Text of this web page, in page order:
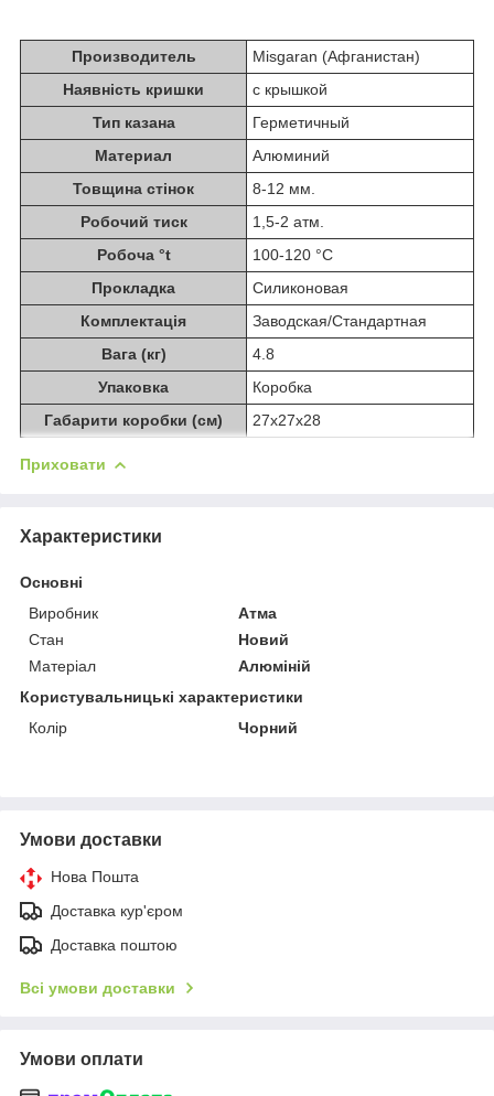
Производитель
Misgaran (Афганистан)
Наявність кришки
с крышкой
Тип казана
Герметичный
Материал
Алюминий
Товщина стінок
8-12 мм.
Робочий тиск
1,5-2 атм.
Робоча °t
100-120 °C
Прокладка
Силиконовая
Комплектація
Заводская/Стандартная
Вага (кг)
4.8
Упаковка
Коробка
Габарити коробки (см)
27x27x28
Приховати
Характеристики
Основні
Виробник
Атма
Стан
Новий
Матеріал
Алюміній
Користувальницькі характеристики
Колір
Чорний
Умови доставки
Нова Пошта
Доставка кур'єром
Доставка поштою
Всі умови доставки
Умови оплати